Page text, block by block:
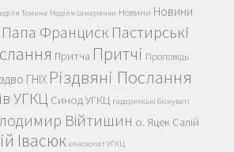
Томина Неділя самарянки Новини Новини
Папа Франциск Пастирські
Притча Притчі Проповідь
ГНІХ Різдвяні Послання
УГКЦ Синод УГКЦ гадаринські біснуваті
Війтишин о. Яцек Салій
Івасюк єпископат УГКЦ